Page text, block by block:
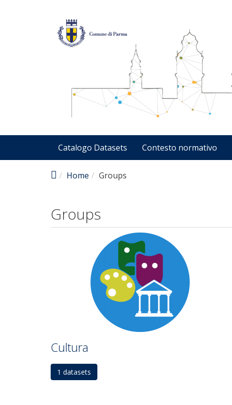
Catalogo Datasets Contesto normativo
Home Groups
Groups
Cultura
1 datasets